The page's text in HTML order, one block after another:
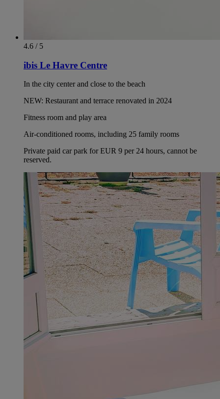
4.6 / 5
ibis Le Havre Centre
In the city center and close to the beach
NEW: Restaurant and terrace renovated in 2024
Fitness room and play area
Air-conditioned rooms, including 25 family rooms
Private paid car park for EUR 9 per 24 hours, cannot be
reserved.